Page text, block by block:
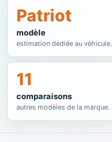
Patriot
modèle
estimation dédiée au véhicule.
11
comparaisons
autres modèles de la marque.